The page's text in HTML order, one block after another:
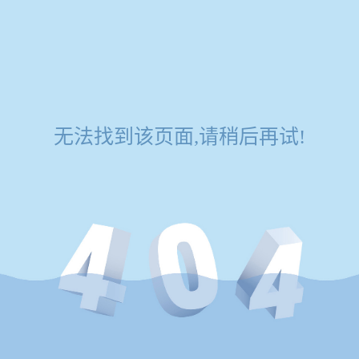
无法找到该页面,请稍后再试!